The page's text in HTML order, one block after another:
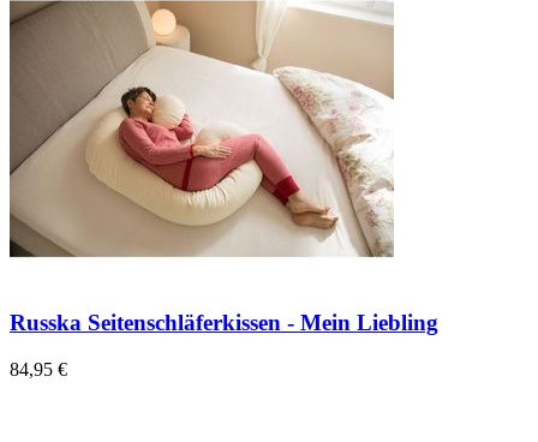
Russka Seitenschläferkissen - Mein Liebling
84,95 €